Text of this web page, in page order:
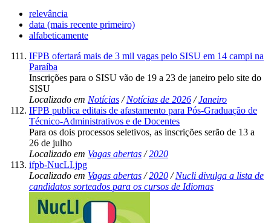
relevância
data (mais recente primeiro)
alfabeticamente
IFPB ofertará mais de 3 mil vagas pelo SISU em 14 campi na
Paraíba
Inscrições para o SISU vão de 19 a 23 de janeiro pelo site do
SISU
Localizado em Notícias /Notícias de 2026 /Janeiro
IFPB publica editais de afastamento para Pós-Graduação de
Técnico-Administrativos e de Docentes
Para os dois processos seletivos, as inscrições serão de 13 a
26 de julho
Localizado em Vagas abertas /2020
ifpb-NucLI.jpg
Localizado em Vagas abertas /2020 /Nucli divulga a lista de
candidatos sorteados para os cursos de Idiomas